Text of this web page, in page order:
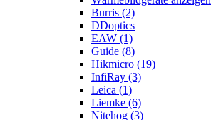
Burris (2)
DDoptics
EAW (1)
Guide (8)
Hikmicro (19)
InfiRay (3)
Leica (1)
Liemke (6)
Nitehog (3)